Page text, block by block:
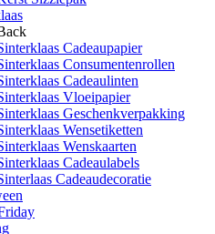
Cadeaupapier
Consumentenrollen
Cadeaulinten
Vloeipapier
Geschenkverpakking
Wensetiketten
Wenskaarten
Cadeaulabels
Cadeaudecoratie